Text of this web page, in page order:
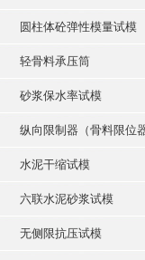
圆柱体砼弹性模量试模
轻骨料承压筒
砂浆保水率试模
纵向限制器（骨料限位器
水泥干缩试模
六联水泥砂浆试模
无侧限抗压试模